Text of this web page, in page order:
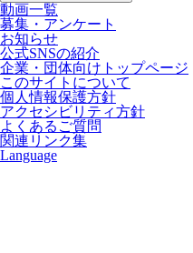
動画一覧
募集・アンケート
お知らせ
公式SNSの紹介
企業・団体向けトップページ
このサイトについて
個人情報保護方針
アクセシビリティ方針
よくあるご質問
関連リンク集
Language